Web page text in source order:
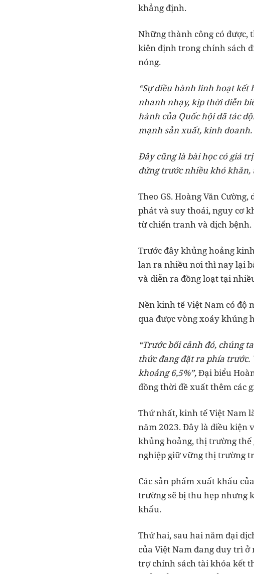
khẳng định.
Những thành công có được,
kiên định trong chính sách
nóng.
“Sự điều hành linh hoạt kết
nhanh nhạy, kịp thời diễn
hành của Quốc hội đã tác
mạnh sản xuất, kinh doanh.
Đây cũng là bài học có giá
đứng trước nhiều khó khăn,
Theo GS. Hoàng Văn
phát và suy thoái, nguy cơ
từ chiến tranh và dịch bệnh.
Trước đây khủng hoảng
lan ra nhiều nơi thì nay lại
và diễn ra đồng loạt tại
Nền kinh tế Việt Nam có độ
qua được vòng xoáy khủng
“Trước bối cảnh đó, chúng
thức đang đặt ra phía
khoảng 6,5%”,Đại biểu
đồng thời đề xuất thêm các
Thứ nhất, kinh tế Việt Nam
năm 2023. Đây là điều kiện
khủng hoảng, thị trường thế
nghiệp giữ vững thị trường
Các sản phẩm xuất khẩu
trường sẽ bị thu hẹp nhưng
khẩu.
Thứ hai, sau hai năm đại
của Việt Nam đang duy trì
trợ chính sách tài khóa kết